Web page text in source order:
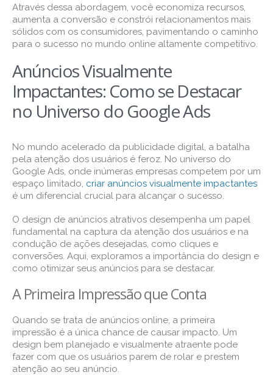
Através dessa abordagem, você economiza recursos,
aumenta a conversão e constrói relacionamentos mais
sólidos com os consumidores, pavimentando o caminho
para o sucesso no mundo online altamente competitivo.
Anúncios Visualmente
Impactantes: Como se Destacar
no Universo do Google Ads
No mundo acelerado da publicidade digital, a batalha
pela atenção dos usuários é feroz. No universo do
Google Ads, onde inúmeras empresas competem por um
espaço limitado, criar anúncios visualmente impactantes
é um diferencial crucial para alcançar o sucesso.
O design de anúncios atrativos desempenha um papel
fundamental na captura da atenção dos usuários e na
condução de ações desejadas, como cliques e
conversões. Aqui, exploramos a importância do design e
como otimizar seus anúncios para se destacar.
A Primeira Impressão que Conta
Quando se trata de anúncios online, a primeira
impressão é a única chance de causar impacto. Um
design bem planejado e visualmente atraente pode
fazer com que os usuários parem de rolar e prestem
atenção ao seu anúncio.